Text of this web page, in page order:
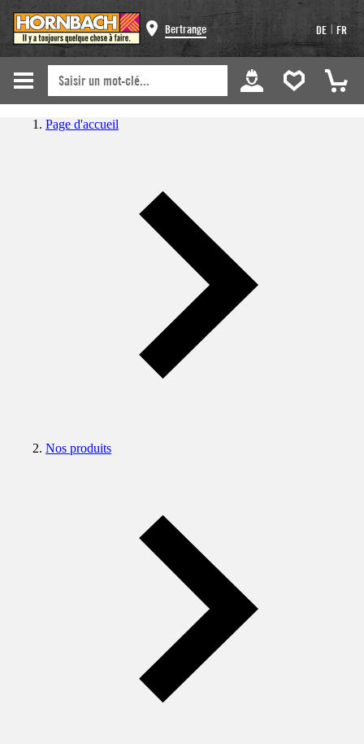
Bertrange DE | FR
Page d'accueil
Nos produits